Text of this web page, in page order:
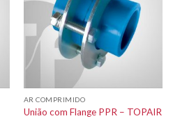
AR COMPRIMIDO
União com Flange PPR – TOPAIR